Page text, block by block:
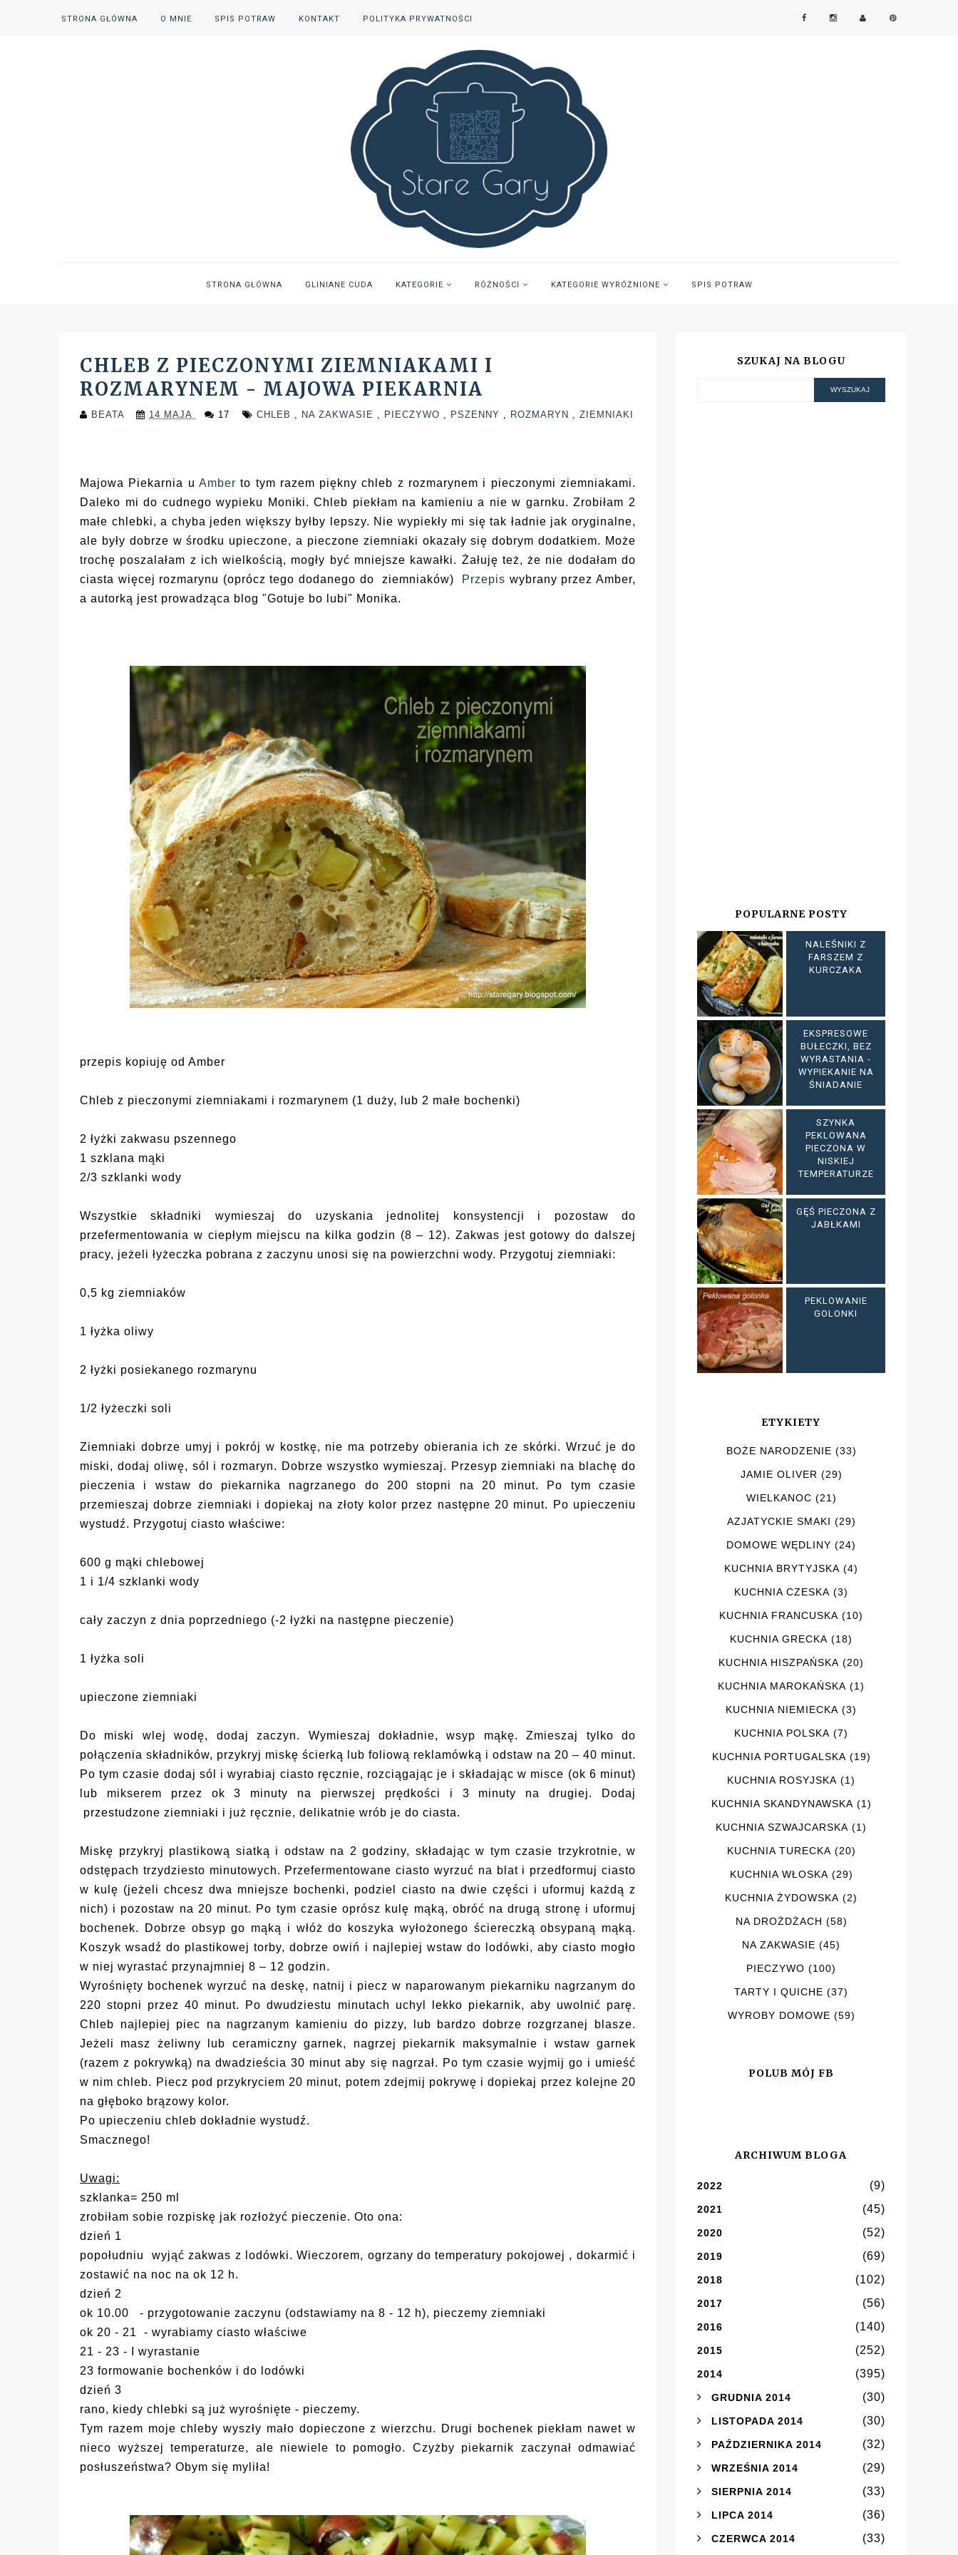
STRONA GŁÓWNA O MNIE SPIS POTRAW KONTAKT POLITYKA PRYWATNOŚCI
STRONA GŁÓWNA GLINIANE CUDA KATEGORIE RÓŻNOŚCI KATEGORIE WYRÓŻNIONE SPIS POTRAW
CHLEB Z PIECZONYMI ZIEMNIAKAMI I
ROZMARYNEM - MAJOWA PIEKARNIA
BEATA 14 MAJA 17 CHLEB NA ZAKWASIE PIECZYWO PSZENNY ROZMARYN ZIEMNIAKI
Majowa Piekarnia u Amber to tym razem piękny chleb z rozmarynem i pieczonymi ziemniakami.
Daleko mi do cudnego wypieku Moniki. Chleb piekłam na kamieniu a nie w garnku. Zrobiłam 2
małe chlebki, a chyba jeden większy byłby lepszy. Nie wypiekły mi się tak ładnie jakoryginalne,
ale były dobrze w środku upieczone, a pieczone ziemniaki okazały się dobrym dodatkiem. Może
trochę poszalałam z ich wielkością, mogły być mniejsze kawałki. Żałuję też, że nie dodałam do
ciasta więcej rozmarynu (oprócz tego dodanego do ziemniaków)
Przepis wybrany przez Amber,
a autorką jest prowadząca blog "Gotuje bo lubi" Monika.
przepis kopiuję od Amber
Chleb z pieczonymi ziemniakami i rozmarynem (1 duży, lub 2 małe bochenki)
2 łyżki zakwasu pszennego
1 szklana mąki
2/3 szklanki wody
Wszystkie składniki wymieszaj do uzyskania jednolitej konsystencji i pozostaw do
przefermentowania w ciepłym miejscu na kilka godzin (8 – 12). Zakwas jest gotowy do dalszej
pracy, jeżeli łyżeczka pobrana z zaczynu unosi się na powierzchni wody. Przygotuj ziemniaki:
0,5 kg ziemniaków
1 łyżka oliwy
2 łyżki posiekanego rozmarynu
1/2 łyżeczki soli
Ziemniaki dobrze umyj i pokrój w kostkę, nie ma potrzeby obierania ich ze skórki. Wrzuć je do
miski, dodaj oliwę, sól i rozmaryn. Dobrze wszystko wymieszaj. Przesyp ziemniaki na blachę do
pieczenia i wstaw do piekarnika nagrzanego do 200 stopni na 20 minut. Po tym czasie
przemieszaj dobrze ziemniaki i dopiekaj na złoty kolor przez następne 20 minut. Po upieczeniu
wystudź. Przygotuj ciasto właściwe:
600 g mąki chlebowej
1 i 1/4 szklanki wody
cały zaczyn z dnia poprzedniego (-2 łyżki na następne pieczenie)
1 łyżka soli
upieczone ziemniaki
Do miski wlej wodę, dodaj zaczyn. Wymieszaj dokładnie, wsyp mąkę. Zmieszaj tylko do
połączenia składników, przykryj miskę ścierką lub foliową reklamówką i odstaw na 20 – 40 minut.
Po tym czasie dodaj sól i wyrabiaj ciasto ręcznie, rozciągając je i składając w misce (ok 6 minut)
lub mikserem przez ok 3 minuty na pierwszej prędkości i 3 minuty na drugiej. Dodaj
przestudzone ziemniaki i już ręcznie, delikatnie wrób je do ciasta.
Miskę przykryj plastikową siatką i odstaw na 2 godziny, składając w tym czasie trzykrotnie, w
odstępach trzydziesto minutowych. Przefermentowane ciasto wyrzuć na blat i przedformuj ciasto
w kulę (jeżeli chcesz dwa mniejsze bochenki, podziel ciasto na dwie części i uformuj każdą z
nich) i pozostaw na 20 minut. Po tym czasie oprósz kulę mąką, obróć na drugą stronę i uformuj
bochenek. Dobrze obsyp go mąką i włóż do koszyka wyłożonego ściereczką obsypaną mąką.
Koszyk wsadź do plastikowej torby, dobrze owiń i najlepiej wstaw do lodówki, aby ciasto mogło
w niej wyrastać przynajmniej 8 – 12 godzin.
Wyrośnięty bochenek wyrzuć na deskę, natnij i piecz w naparowanym piekarniku nagrzanym do
220 stopni przez 40 minut. Po dwudziestu minutach uchyl lekko piekarnik, aby uwolnić parę.
Chleb najlepiej piec na nagrzanym kamieniu do pizzy, lub bardzo dobrze rozgrzanej blasze.
Jeżeli masz żeliwny lub ceramiczny garnek, nagrzej piekarnik maksymalnie i wstaw garnek
(razem z pokrywką) na dwadzieścia 30 minut aby się nagrzał. Po tym czasie wyjmij go i umieść
w nim chleb. Piecz pod przykryciem 20 minut, potem zdejmij pokrywę i dopiekaj przez kolejne 20
na głęboko brązowy kolor.
Po upieczeniu chleb dokładnie wystudź.
Smacznego!
Uwagi:
szklanka= 250 ml
zrobiłam sobie rozpiskę jak rozłożyć pieczenie. Oto ona:
dzień 1
popołudniu wyjąć zakwas z lodówki. Wieczorem, ogrzany do temperatury pokojowej , dokarmić i
zostawić na noc na ok 12 h.
dzień 2
ok 10.00 - przygotowanie zaczynu (odstawiamy na 8 - 12 h), pieczemy ziemniaki
ok 20 - 21 - wyrabiamy ciasto właściwe
21 - 23 - I wyrastanie
23 formowanie bochenków i do lodówki
dzień 3
rano, kiedy chlebki są już wyrośnięte - pieczemy.
Tym razem moje chleby wyszły mało dopieczone z wierzchu. Drugi bochenek piekłam nawet w
nieco wyższej temperaturze, ale niewiele to pomogło. Czyżby piekarnik zaczynał odmawiać
posłuszeństwa? Obym się myliła!
SZUKAJ NA BLOGU
POPULARNE POSTY
NALEŚNIKI Z
FARSZEM Z
KURCZAKA
EKSPRESOWE
BUŁECZKI, BEZ
WYRASTANIA -
WYPIEKANIE NA
ŚNIADANIE
SZYNKA
PEKLOWANA
PIECZONA W
NISKIEJ
TEMPERATURZE
GĘŚ PIECZONA Z
JABŁKAMI
PEKLOWANIE
GOLONKI
ETYKIETY
BOŻE NARODZENIE (33)
JAMIE OLIVER (29)
WIELKANOC (21)
AZJATYCKIE SMAKI (29)
DOMOWE WĘDLINY (24)
KUCHNIA BRYTYJSKA (4)
KUCHNIA CZESKA (3)
KUCHNIA FRANCUSKA (10)
KUCHNIA GRECKA (18)
KUCHNIA HISZPAŃSKA (20)
KUCHNIA MAROKAŃSKA (1)
KUCHNIA NIEMIECKA (3)
KUCHNIA POLSKA (7)
KUCHNIA PORTUGALSKA (19)
KUCHNIA ROSYJSKA (1)
KUCHNIA SKANDYNAWSKA (1)
KUCHNIA SZWAJCARSKA (1)
KUCHNIA TURECKA (20)
KUCHNIA WŁOSKA (29)
KUCHNIA ŻYDOWSKA (2)
NA DROŻDŻACH (58)
NA ZAKWASIE (45)
PIECZYWO (100)
TARTY I QUICHE (37)
WYROBY DOMOWE (59)
POLUB MÓJ FB
ARCHIWUM BLOGA
2022 (9)
2021 (45)
2020 (52)
2019 (69)
2018 (102)
2017 (56)
2016 (140)
2015 (252)
2014 (395)
GRUDNIA 2014 (30)
LISTOPADA 2014 (30)
PAŹDZIERNIKA 2014 (32)
WRZEŚNIA 2014 (29)
SIERPNIA 2014 (33)
LIPCA 2014 (36)
CZERWCA 2014 (33)